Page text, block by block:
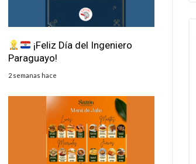
¡Feliz Día del Ingeniero
Paraguayo!
2 semanas hace